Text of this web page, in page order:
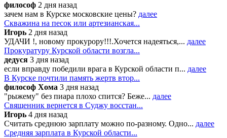
философ 2 дня назад
зачем нам в Курске московские цены? далее
Скважина на песок или артезианская...
Игорь 2 дня назад
УДАЧИ !, новому прокурору!!!.Хочется надеяться,... далее
Прокуратуру Курской области возгла...
дедуся 3 дня назад
если вправду победили врага в Курской области п... далее
В Курске почтили память жертв втор...
философ Хома 3 дня назад
"рыжему" без пиара плохо спится? Беже... далее
Священник вернется в Суджу восстан...
Игорь 4 дня назад
Считать среднюю зарплату можно по-разному. Одно... далее
Средняя зарплата в Курской области...